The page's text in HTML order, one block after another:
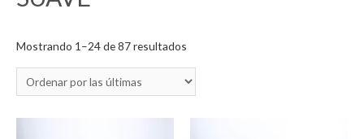
Mostrando 1–24 de 87 resultados